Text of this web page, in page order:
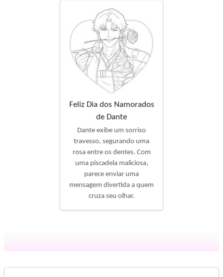
Feliz Dia dos Namorados
de Dante
Dante exibe um sorriso
travesso, segurando uma
rosa entre os dentes. Com
uma piscadela maliciosa,
parece enviar uma
mensagem divertida a quem
cruza seu olhar.